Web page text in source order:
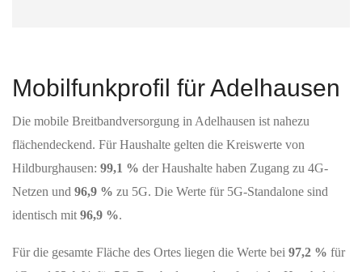
Mobilfunkprofil für Adelhausen
Die mobile Breitbandversorgung in Adelhausen ist nahezu
flächendeckend. Für Haushalte gelten die Kreiswerte von
Hildburghausen: 99,1 % der Haushalte haben Zugang zu 4G-
Netzen und 96,9 % zu 5G. Die Werte für 5G‑Standalone sind
identisch mit 96,9 %.
Für die gesamte Fläche des Ortes liegen die Werte bei 97,2 % für